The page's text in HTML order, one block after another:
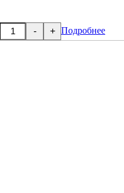
- + Подробнее